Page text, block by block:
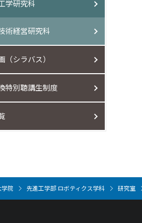
学研究科
術経営研究科
（シラバス）
特別聴講生制度
院 先進工学部 ロボティクス学科 研究室